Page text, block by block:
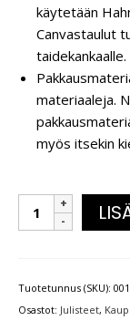
käytetään
Canvastaulut
taidekankaalle.
materiaaleja.
myös itsekin
Tuotetunnus (SKU):
Osastot: Julisteet,